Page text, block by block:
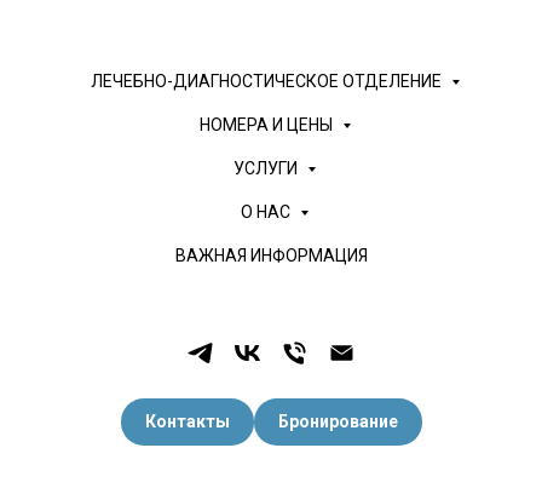
ЛЕЧЕБНО-ДИАГНОСТИЧЕСКОЕ ОТДЕЛЕНИЕ
НОМЕРА И ЦЕНЫ
УСЛУГИ
О НАС
ВАЖНАЯ ИНФОРМАЦИЯ
Контакты Бронирование